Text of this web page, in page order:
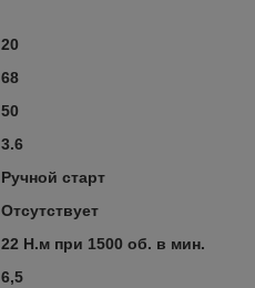
20
68
50
3.6
Ручной старт
Отсутствует
22 Н.м при 1500 об. в мин.
6,5